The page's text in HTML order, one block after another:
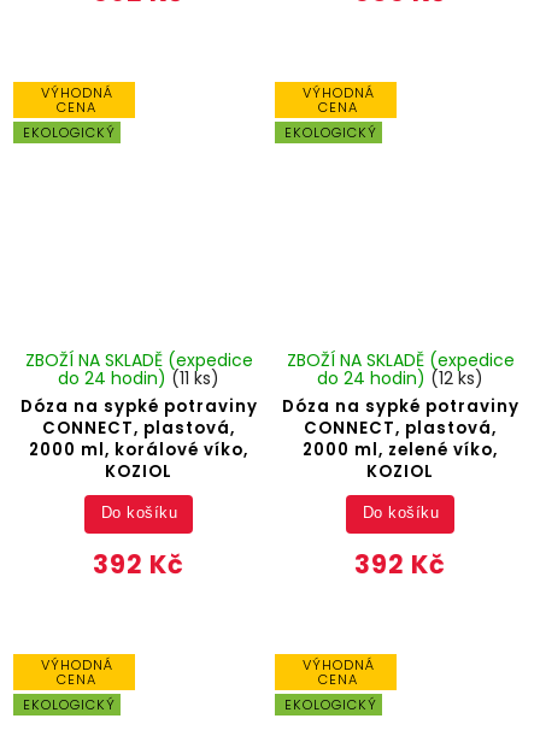
VÝHODNÁ
CENA
EKOLOGICKÝ
Dóza na sypké potraviny
CONNECT, plastová,
2000 ml, korálové víko,
KOZIOL
ZBOŽÍ NA SKLADĚ (expedice
do 24 hodin) (11 ks)
392 Kč
Do košíku
VÝHODNÁ
CENA
EKOLOGICKÝ
Dóza na sypké potraviny
CONNECT, plastová,
2000 ml, zelené víko,
KOZIOL
ZBOŽÍ NA SKLADĚ (expedice
do 24 hodin) (12 ks)
392 Kč
Do košíku
VÝHODNÁ
CENA
EKOLOGICKÝ
VÝHODNÁ
CENA
EKOLOGICKÝ